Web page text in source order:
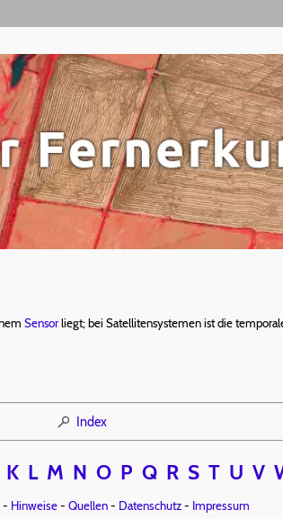
Sensorliegt; bei Satellitensystemen ist die
Index
K L M N O P Q R S T U V
- Hinweise- Quellen- Datenschutz- Impressum